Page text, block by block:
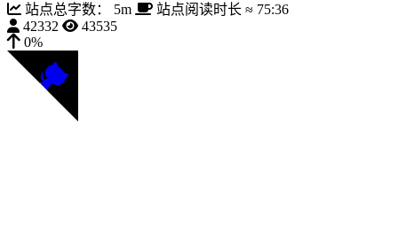
站点总字数：
5m 站点阅读时长 ≈ 75:36
42332
43535
0%